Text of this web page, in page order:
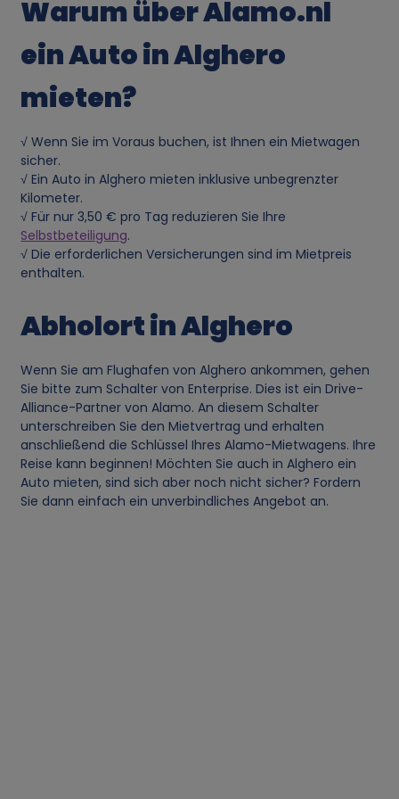
Warum über Alamo.nl
ein Auto in Alghero
mieten?
√ Wenn Sie im Voraus buchen, ist Ihnen ein Mietwagen
sicher.
√ Ein Auto in Alghero mieten inklusive unbegrenzter
Kilometer.
√ Für nur 3,50 € pro Tag reduzieren Sie Ihre
Selbstbeteiligung.
√ Die erforderlichen Versicherungen sind im Mietpreis
enthalten.
Abholort in Alghero
Wenn Sie am Flughafen von Alghero ankommen, gehen
Sie bitte zum Schalter von Enterprise. Dies ist ein Drive-
Alliance-Partner von Alamo. An diesem Schalter
unterschreiben Sie den Mietvertrag und erhalten
anschließend die Schlüssel Ihres Alamo-Mietwagens. Ihre
Reise kann beginnen! Möchten Sie auch in Alghero ein
Auto mieten, sind sich aber noch nicht sicher? Fordern
Sie dann einfach ein unverbindliches Angebot an.
d
u
n
g
v
o
p
e
r
s
o